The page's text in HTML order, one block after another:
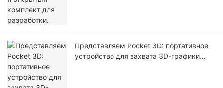
Представляем Pocket 3D: портативное
устройство для захвата 3D-графики